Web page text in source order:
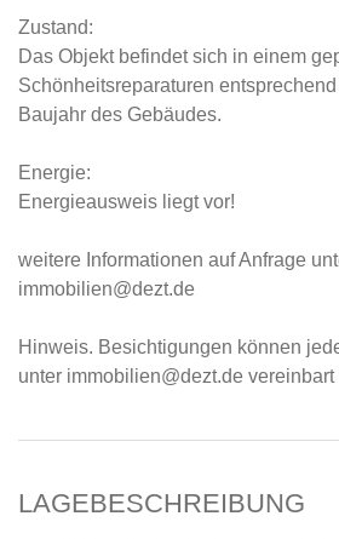
Zustand:
Das Objekt befindet sich in einem
Schönheitsreparaturen
Baujahr des Gebäudes.
Energie:
Energieausweis liegt vor!
weitere Informationen auf Anfrage
immobilien@dezt.de
Hinweis. Besichtigungen können
unter immobilien@dezt.de vereinbart
LAGEBESCHREIBUNG